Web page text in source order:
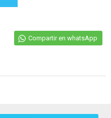
Compartir en whatsApp